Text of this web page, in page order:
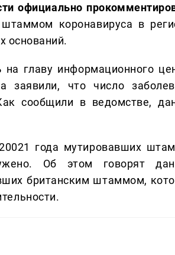
официально
коронавируса в
оснований.
на главу информационного
заявили, что число
сообщили в ведомстве,
года мутировавших
Об этом говорят
британским штаммом,